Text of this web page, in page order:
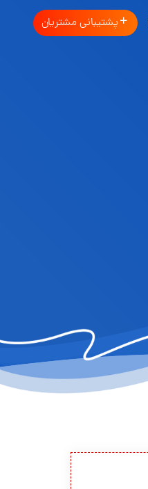
پشتیبانی مشتریان